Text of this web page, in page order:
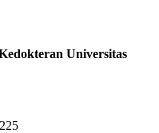
Universitas